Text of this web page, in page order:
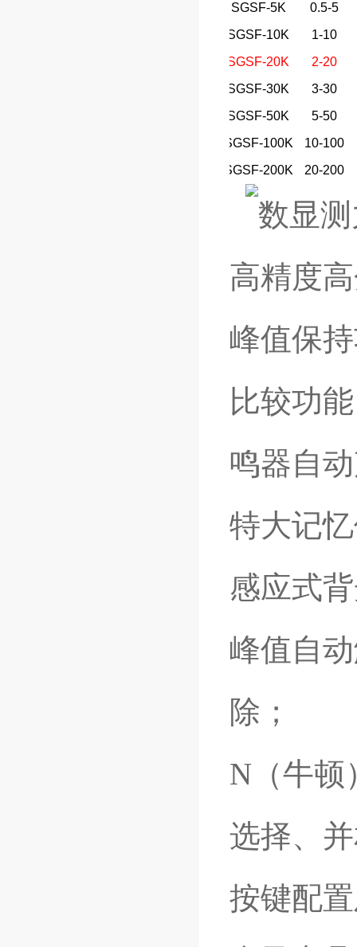
SGSF-5K
0.5-5
SGSF-10K
1-10
SGSF-20K
2-20
SGSF-30K
3-30
SGSF-50K
5-50
SGSF-100K
10-100
SGSF-200K
20-200
数显
高精度
峰值保
比较功
鸣器自
特大记
感应式
峰值自
除；
N（牛顿
选择、
按键配